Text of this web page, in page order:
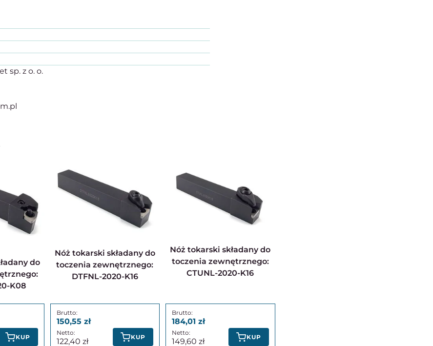
sp. z o. o.
K08
KUP
Nóż tokarski składany do
toczenia zewnętrznego:
DTFNL-2020-K16
150,55
122,40 KUP
Nóż tokarski składany do
toczenia zewnętrznego:
CTUNL-2020-K16
184,01
149,60 KUP